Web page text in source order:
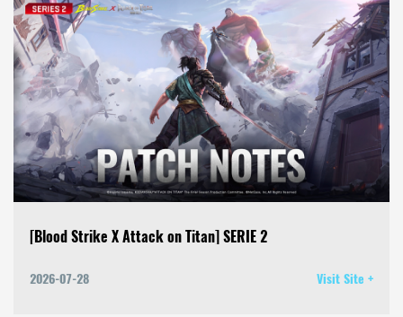
[Blood Strike X Attack on Titan] SERIE 2
2026-07-28 Visit Site +